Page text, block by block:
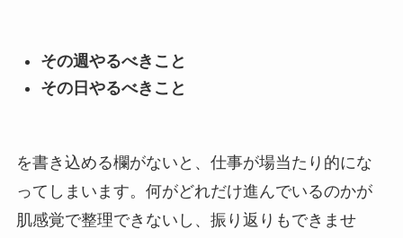
その週やるべきこと
その日やるべきこと
を書き込める欄がないと、仕事が場当たり的にな
ってしまいます。何がどれだけ進んでいるのかが
肌感覚で整理できないし、振り返りもできませ